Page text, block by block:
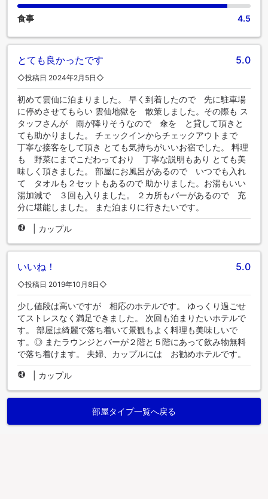
食事 4.5
とても良かったです 5.0
◇投稿日 2024年2月5日◇
初めて雲仙に泊まりました。 早く到着したので 先に駐車場
に停めさせてもらい 雲仙地獄を 散策しました。その際も ス
タッフさんが 雨が降りそうなので 傘を と貸して頂きと
ても助かりました。 チェックインからチェックアウトまで
丁寧な接客をして頂き とても気持ちがいいお宿でした。 料理
も 野菜にまでこだわっており 丁寧な説明もあり とても美
味しく頂きました。 部屋にお風呂があるので いつでも入れ
て タオルも２セットもあるので 助かりました。お湯もいい
湯加減で ３回も入りました。 ２カ所もバーがあるので 充
分に堪能しました。 また泊まりに行きたいです。
カップル
いいね！ 5.0
◇投稿日 2019年10月8日◇
少し値段は高いですが 相応のホテルです。 ゆっくり過ごせ
てストレスなく満足できました。 次回も泊まりたいホテルで
す。 部屋は綺麗で落ち着いて景観もよく料理も美味しいで
す。◎ またラウンジとバーが２階と５階にあって飲み物無料
で落ち着けます。 夫婦、カップルには お勧めホテルです。
カップル
部屋タイプ一覧へ戻る